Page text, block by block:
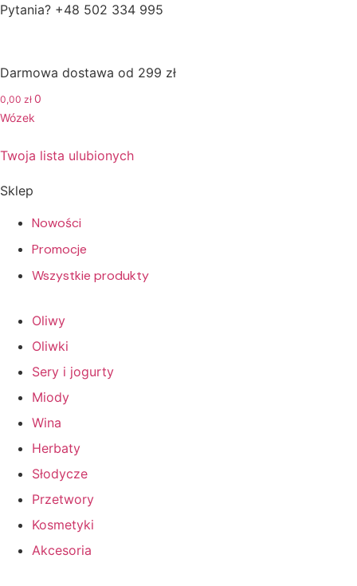
Pytania? +48 502 334 995
Darmowa dostawa od 299 zł
0,00 zł 0
Wózek
Twoja lista ulubionych
Sklep
Nowości
Promocje
Wszystkie produkty
Oliwy
Oliwki
Sery i jogurty
Miody
Wina
Herbaty
Słodycze
Przetwory
Kosmetyki
Akcesoria